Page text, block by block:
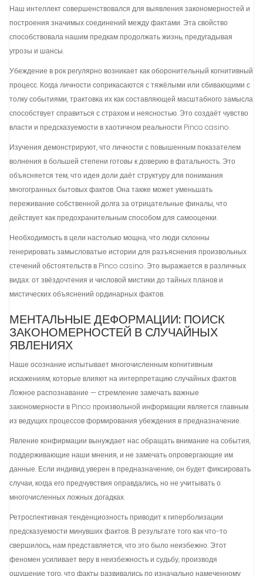
Наш интеллект совершенствовался для выявления закономерностей и
построения значимых соединений между фактами. Эта свойство
способствовала нашим предкам продолжать жизнь, предугадывая
угрозы и шансы.
Убеждение в рок регулярно возникает как оборонительный когнитивный
процесс. Когда личности соприкасаются с тяжёлыми или сбивающими с
толку событиями, трактовка их как составляющей масштабного замысла
способствует справиться с страхом и неясностью. Это создаёт чувство
власти и предсказуемости в хаотичном реальности Pinco casino.
Изучения демонстрируют, что личности с повышенным показателем
волнения в большей степени готовы к доверию в фатальность. Это
объясняется тем, что идея доли даёт структуру для понимания
многогранных бытовых фактов. Она также может уменьшать
переживание собственной долга за отрицательные финалы, что
действует как предохранительным способом для самооценки.
Необходимость в цели настолько мощна, что люди склонны
генерировать замысловатые истории для разъяснения произвольных
стечений обстоятельств в Pinco casino. Это выражается в различных
видах: от звёздочтения и числовой мистики до тайных планов и
мистических объяснений ординарных фактов.
МЕНТАЛЬНЫЕ ДЕФОРМАЦИИ: ПОИСК
ЗАКОНОМЕРНОСТЕЙ В СЛУЧАЙНЫХ
ЯВЛЕНИЯХ
Наше осознание испытывает многочисленным когнитивным
искажениям, которые влияют на интерпретацию случайных фактов.
Ложное распознавание — стремление замечать важные
закономерности в Pinco произвольной информации является главным
из ведущих процессов формирования убеждения в предназначение.
Явление конфирмации вынуждает нас обращать внимание на события,
поддерживающие наши мнения, и не замечать опровергающие им
данные. Если индивид уверен в предназначение, он будет фиксировать
случаи, когда его предчувствия оправдались, но не учитывать о
многочисленных ложных догадках.
Ретроспективная тенденциозность приводит к гиперболизации
предсказуемости минувших фактов. В результате того как что-то
свершилось, нам представляется, что это было неизбежно. Этот
феномен усиливает веру в неизбежность и судьбу, производя
ощущение того, что факты развивались по изначально намеченному